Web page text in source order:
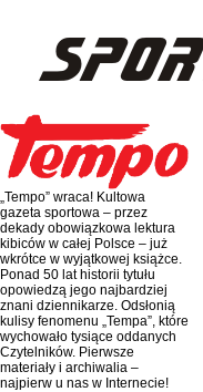
„Tempo” wraca! Kultowa
gazeta sportowa – przez
dekady obowiązkowa lektura
kibiców w całej Polsce – już
wkrótce w wyjątkowej książce.
Ponad 50 lat historii tytułu
opowiedzą jego najbardziej
znani dziennikarze. Odsłonią
kulisy fenomenu „Tempa”, które
wychowało tysiące oddanych
Czytelników. Pierwsze
materiały i archiwalia –
najpierw u nas w Internecie!